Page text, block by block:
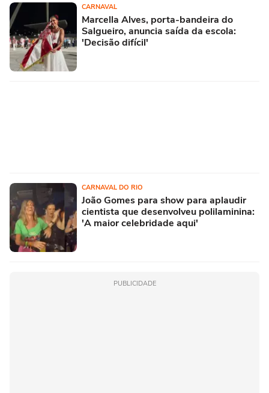
CARNAVAL
Marcella Alves, porta-bandeira do
Salgueiro, anuncia saída da escola:
'Decisão difícil'
CARNAVAL DO RIO
João Gomes para show para aplaudir
cientista que desenvolveu polilaminina:
'A maior celebridade aqui'
PUBLICIDADE